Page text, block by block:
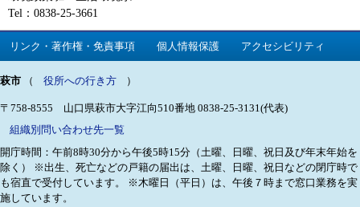
Tel：0838-25-3661
リンク・著作権・免責事項 個人情報保護 アクセシビリティ
萩市 （ 役所への行き方 ）
〒758-8555 山口県萩市大字江向510番地 0838-25-3131(代表)
組織別問い合わせ先一覧
開庁時間：午前8時30分から午後5時15分（土曜、日曜、祝日及び年末年始を
除く）
※出生、死亡などの戸籍の届出は、土曜、日曜、祝日などの閉庁時で
も宿直で受付しています。
※木曜日（平日）は、午後７時まで窓口業務を実
施しています。